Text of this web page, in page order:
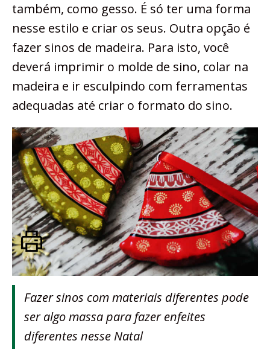
também, como gesso. É só ter uma forma
nesse estilo e criar os seus. Outra opção é
fazer sinos de madeira. Para isto, você
deverá imprimir o molde de sino, colar na
madeira e ir esculpindo com ferramentas
adequadas até criar o formato do sino.
Fazer sinos com materiais diferentes pode
ser algo massa para fazer enfeites
diferentes nesse Natal